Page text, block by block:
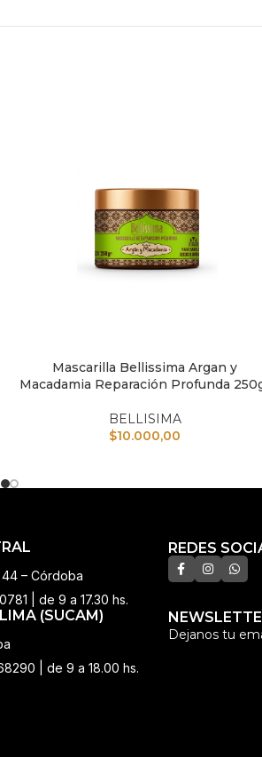
AÑADIR AL CARRITO
Mascarilla Bellissima Argan y
Macadamia Reparación Profunda
BELLISIMA
$10.000,00
– Córdoba
| de 9 a 17.30 hs.
(SUCAM)
| de 9 a 18.00 hs.
REDES
Dejanos tu